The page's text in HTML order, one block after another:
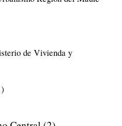
de Vivienda y